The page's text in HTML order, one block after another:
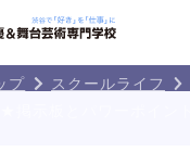
資料請求
DA TOKYOブロ
プ スクールライフ